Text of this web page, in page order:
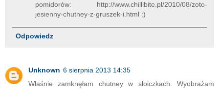
pomidorów: http://www.chillibite.pl/2010/08/zoto-
jesienny-chutney-z-gruszek-i.html :)
Odpowiedz
Unknown 6 sierpnia 2013 14:35
Właśnie zamknęłam chutney w słoiczkach. Wyobrażam